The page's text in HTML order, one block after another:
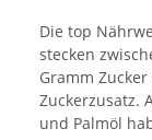
Die top
stecken
Gramm
Zuckerzusatz.
und Palmöl